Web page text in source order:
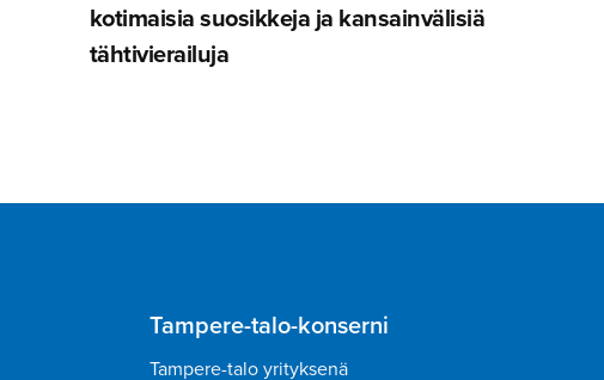
kotimaisia suosikkeja ja kansainvä­lisiä
tähtivie­railuja
Tampere-talo-konserni
Tampere-talo yrityksenä